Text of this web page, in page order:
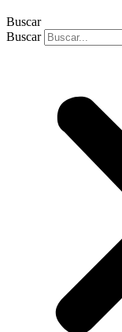
Buscar
Buscar